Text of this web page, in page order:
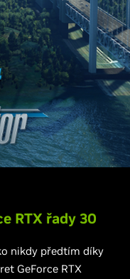
RTX řady 30
nikdy předtím díky
GeForce RTX